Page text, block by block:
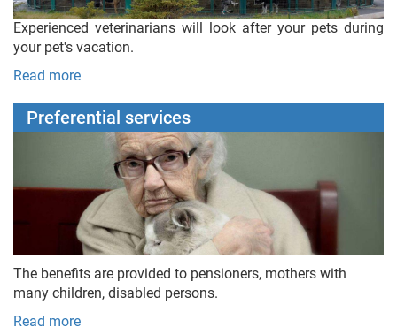
Experienced veterinarians will look after your pets during
your pet's vacation.
Read more
Preferential services
The benefits are provided to pensioners, mothers with
many children, disabled persons.
Read more